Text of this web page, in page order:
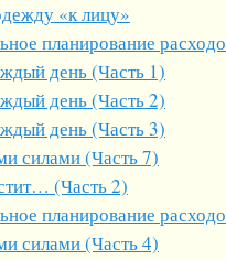
«к лицу»
планирование
день (Часть 1)
день (Часть 2)
день (Часть 3)
силами (Часть 7)
(Часть 2)
планирование
силами (Часть 4)